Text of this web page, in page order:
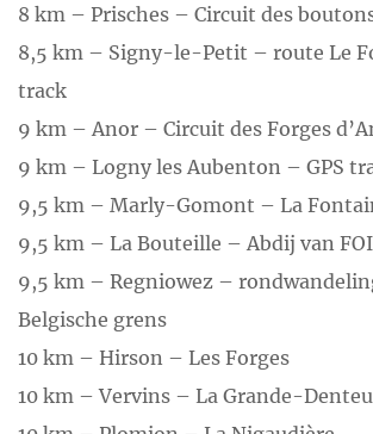
8 km – Prisches – Circuit des
8,5 km – Signy-le-Petit – route Le
track
9 km – Anor – Circuit des Forges
9 km – Logny les Aubenton – GPS
9,5 km – Marly-Gomont – La
9,5 km – La Bouteille – Abdij van
9,5 km – Regniowez –
Belgische grens
10 km – Hirson – Les Forges
10 km – Vervins – La Grande-